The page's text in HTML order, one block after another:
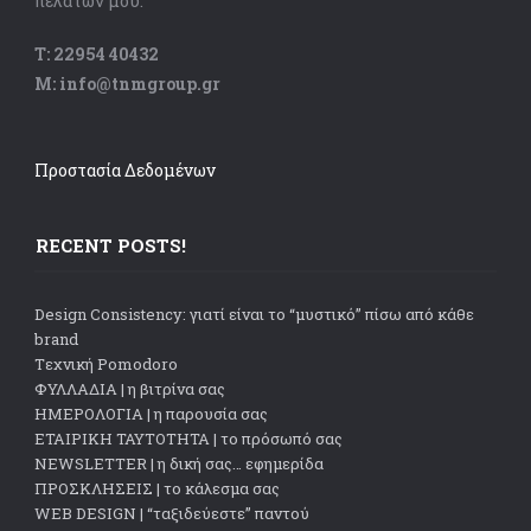
Τ: 22954 40432
Μ: info@tnmgroup.gr
Προστασία Δεδομένων
RECENT POSTS!
Design Consistency: γιατί είναι το “μυστικό” πίσω από κάθε
brand
Tεχνική Pomodoro
ΦΥΛΛΑΔΙΑ | η βιτρίνα σας
ΗΜΕΡΟΛΟΓΙΑ | η παρουσία σας
ΕΤΑΙΡΙΚΗ ΤΑΥΤΟΤΗΤΑ | το πρόσωπό σας
NEWSLETTER | η δική σας… εφημερίδα
ΠΡΟΣΚΛΗΣΕΙΣ | το κάλεσμα σας
WEB DESIGN | “ταξιδεύεστε” παντού